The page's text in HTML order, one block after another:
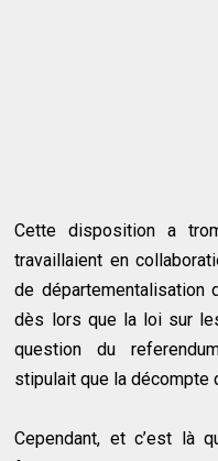
Cette disposition a
travaillaient en
de départementalisation
dès lors que la loi sur
question du
stipulait que la décompte
Cependant, et c’est là